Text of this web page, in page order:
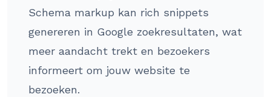
Schema markup kan rich snippets
genereren in Google zoekresultaten, wat
meer aandacht trekt en bezoekers
informeert om jouw website te
bezoeken.